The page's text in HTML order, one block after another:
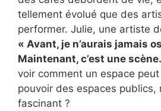
tellement évolué que des
performer. Julie, une artiste
« Avant, je n’aurais jamais
Maintenant, c’est une
voir comment un espace
pouvoir des espaces publics,
fascinant ?